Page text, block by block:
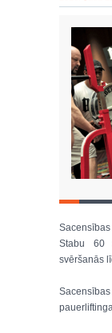
Stabu 60
svēršanās